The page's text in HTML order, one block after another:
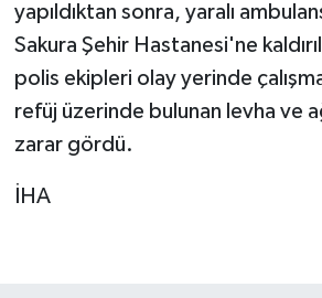
yapıldıktan sonra, yaralı
Sakura Şehir Hastanesi'ne
polis ekipleri olay yerinde
refüj üzerinde bulunan levha ve
zarar gördü.
İHA